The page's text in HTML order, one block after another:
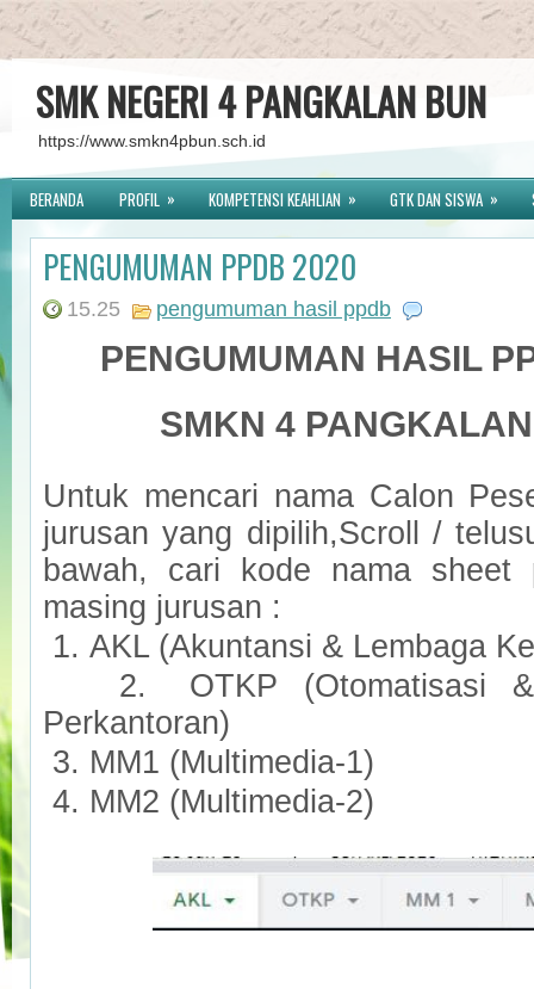
SMK NEGERI 4 PANGKALAN BUN
https://www.smkn4pbun.sch.id
BERANDA PROFIL » KOMPETENSI KEAHLIAN » GTK DAN SISWA »
PENGUMUMAN PPDB 2020
15.25 pengumuman hasil ppdb
PENGUMUMAN HASIL
SMKN 4
Untuk mencari nama Calon
jurusan yang dipilih,Scroll /
bawah, cari kode nama sheet
masing jurusan :
1. AKL (Akuntansi & Lembaga
2.
OTKP (Otomatisasi
Perkantoran)
3. MM1 (Multimedia-1)
4. MM2 (Multimedia-2)